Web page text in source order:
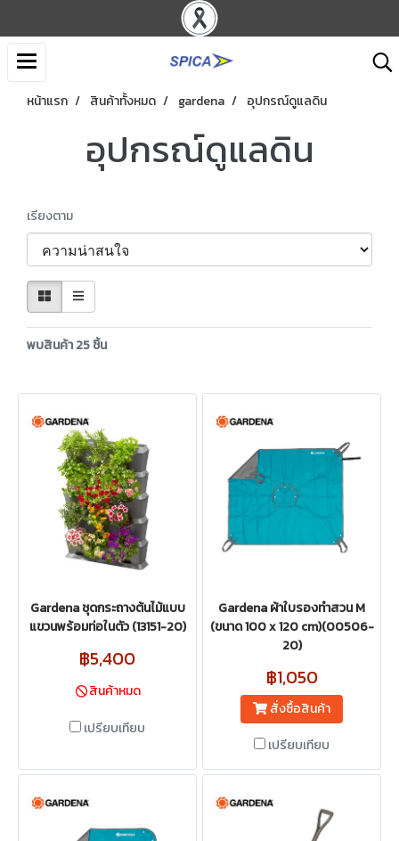
หน้าแรก สินค้าทั้งหมด gardena อุปกรณ์ดูแลดิน
อุปกรณ์ดูแลดิน
เรียงตาม
พบสินค้า 25 ชิ้น
Gardena ชุดกระถางต้นไม้แบบ
แขวนพร้อมท่อในตัว (13151-20)
฿5,400
สินค้าหมด
เปรียบเทียบ
Gardena ผ้าใบรองทำสวน M
(ขนาด 100 x 120 cm)(00506-
20)
฿1,050
สั่งซื้อสินค้า
เปรียบเทียบ